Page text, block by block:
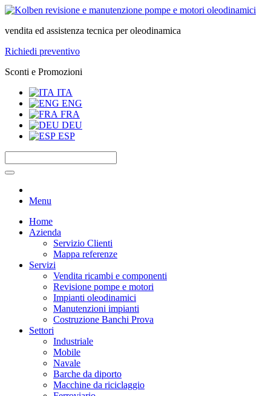
vendita ed assistenza tecnica per oleodinamica
Richiedi preventivo
Sconti e Promozioni
ITA
ENG
FRA
DEU
ESP
Menu
Home
Azienda
Servizio Clienti
Mappa referenze
Servizi
Vendita ricambi e componenti
Revisione pompe e motori
Impianti oleodinamici
Manutenzioni impianti
Costruzione Banchi Prova
Settori
Industriale
Mobile
Navale
Barche da diporto
Macchine da riciclaggio